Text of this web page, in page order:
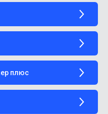
плюс